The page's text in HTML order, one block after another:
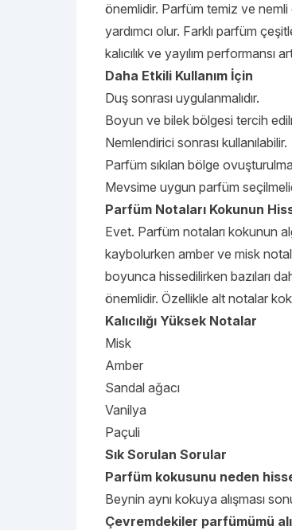
önemlidir. Parfüm temiz ve nemli
yardımcı olur. Farklı parfüm
kalıcılık ve yayılım performansı
Daha Etkili Kullanım İçin
Duş sonrası uygulanmalıdır.
Boyun ve bilek bölgesi tercih
Nemlendirici sonrası kullanılabilir.
Parfüm sıkılan bölge
Mevsime uygun parfüm
Parfüm Notaları Kokunun
Evet. Parfüm notaları kokunun
kaybolurken amber ve misk
boyunca hissedilirken bazıları
önemlidir. Özellikle alt notalar
Kalıcılığı Yüksek Notalar
Misk
Amber
Sandal ağacı
Vanilya
Paçuli
Sık Sorulan Sorular
Parfüm kokusunu neden
Beynin aynı kokuya alışması
Çevremdekiler parfümümü